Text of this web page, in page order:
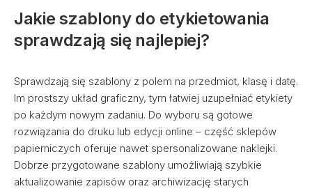
Jakie szablony do etykietowania
sprawdzają się najlepiej?
Sprawdzają się szablony z polem na przedmiot, klasę i datę.
Im prostszy układ graficzny, tym łatwiej uzupełniać etykiety
po każdym nowym zadaniu. Do wyboru są gotowe
rozwiązania do druku lub edycji online – część sklepów
papierniczych oferuje nawet spersonalizowane naklejki.
Dobrze przygotowane szablony umożliwiają szybkie
aktualizowanie zapisów oraz archiwizację starych